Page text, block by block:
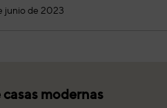
junio de 2023
modernas